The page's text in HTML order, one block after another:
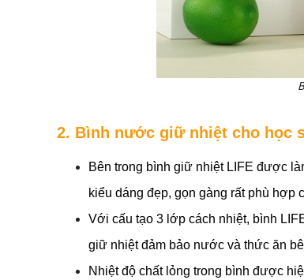
2. Bình nước giữ nhiệt cho học
Bên trong bình giữ nhiệt LIFE được
kiểu dáng đẹp, gọn gàng rất phù hợp
Với cấu tạo 3 lớp cách nhiệt, bình
giữ nhiệt đảm bảo nước và thức ăn
Nhiệt độ chất lỏng trong bình được